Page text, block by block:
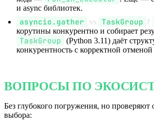
и async библиотек.
asyncio.gather vs TaskGroup ?
корутины конкурентно и собирает
TaskGroup
(Python 3.11) даёт
конкурентность с корректной
ВОПРОСЫ ПО
Без глубокого погружения, но проверяют
выбора: